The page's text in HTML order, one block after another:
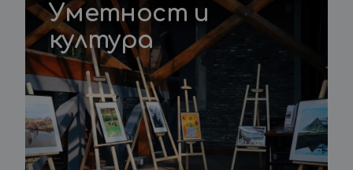
Уметност и
култура